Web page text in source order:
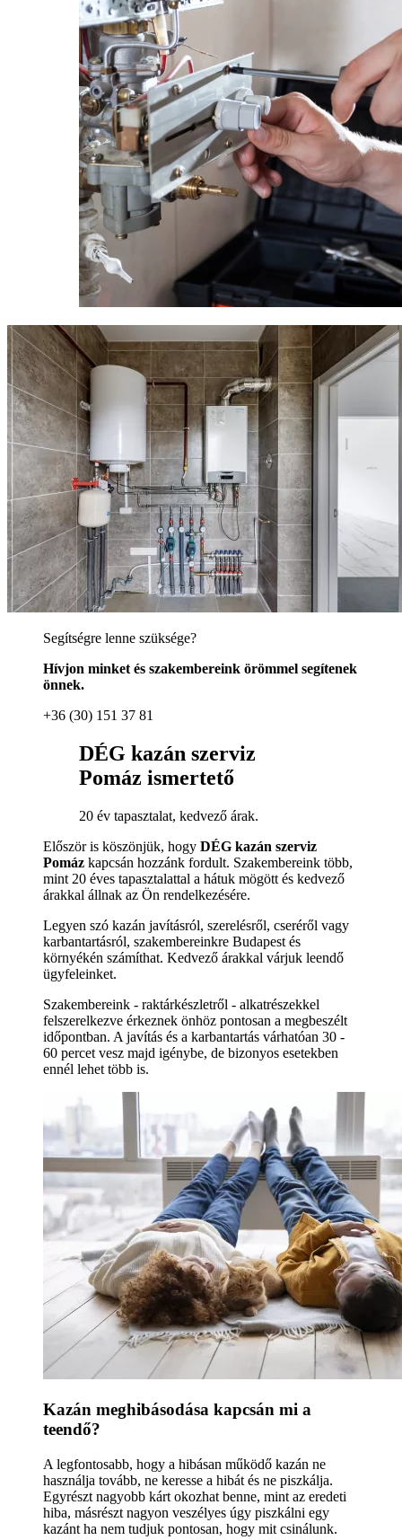
Segítségre lenne szüksége?
Hívjon minket és szakembereink örömmel segítenek
önnek.
+36 (30) 151 37 81
DÉG kazán szerviz
Pomáz ismertető
20 év tapasztalat, kedvező árak.
Először is köszönjük, hogy DÉG kazán szerviz
Pomáz kapcsán hozzánk fordult. Szakembereink több,
mint 20 éves tapasztalattal a hátuk mögött és kedvező
árakkal állnak az Ön rendelkezésére.
Legyen szó kazán javításról, szerelésről, cseréről vagy
karbantartásról, szakembereinkre Budapest és
környékén számíthat. Kedvező árakkal várjuk leendő
ügyfeleinket.
Szakembereink - raktárkészletről - alkatrészekkel
felszerelkezve érkeznek önhöz pontosan a megbeszélt
időpontban. A javítás és a karbantartás várhatóan 30 -
60 percet vesz majd igénybe, de bizonyos esetekben
ennél lehet több is.
Kazán meghibásodása kapcsán mi a
teendő?
A legfontosabb, hogy a hibásan működő kazán ne
használja tovább, ne keresse a hibát és ne piszkálja.
Egyrészt nagyobb kárt okozhat benne, mint az eredeti
hiba, másrészt nagyon veszélyes úgy piszkálni egy
kazánt ha nem tudjuk pontosan, hogy mit csinálunk.